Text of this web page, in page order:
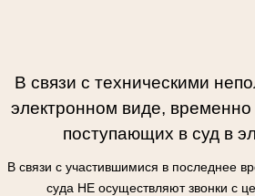
В связи с техническими
электронном виде,
поступающих в суд в
В связи с участившимися в последнее
суда НЕ осуществляют звонки с